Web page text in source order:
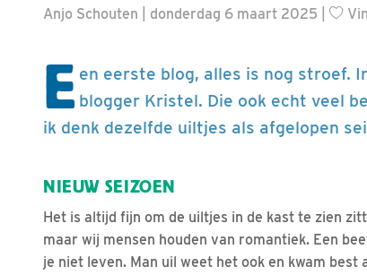
Anjo Schouten | donderdag 6 maart 2025 |
E en eerste blog, alles is nog stroef.
blogger Kristel. Die ook echt veel
ik denk dezelfde uiltjes als afgelopen
NIEUW SEIZOEN
Het is altijd fijn om de uiltjes in de kast te zien
maar wij mensen houden van romantiek. Een
je niet leven. Man uil weet het ook en kwam